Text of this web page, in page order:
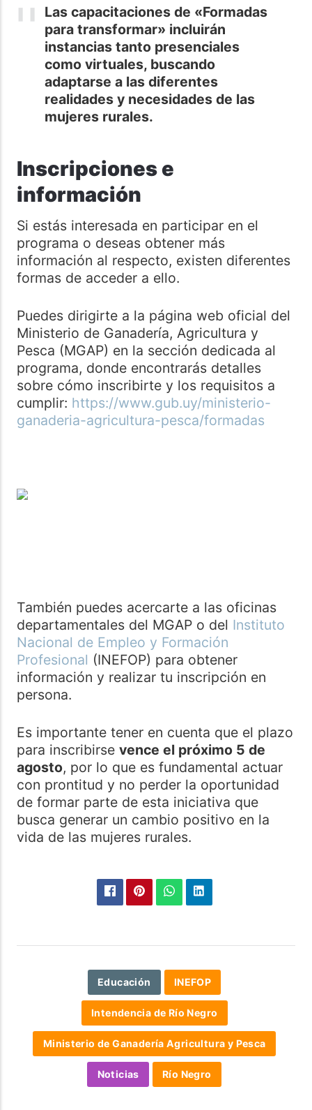
Las capacitaciones de «Formadas
para transformar» incluirán
instancias tanto presenciales
como virtuales, buscando
adaptarse a las diferentes
realidades y necesidades de las
mujeres rurales.
Inscripciones e
información
Si estás interesada en participar en el
programa o deseas obtener más
información al respecto, existen diferentes
formas de acceder a ello.
Puedes dirigirte a la página web oficial del
Ministerio de Ganadería, Agricultura y
Pesca (MGAP) en la sección dedicada al
programa, donde encontrarás detalles
sobre cómo inscribirte y los requisitos a
cumplir: https://www.gub.uy/ministerio-
ganaderia-agricultura-pesca/formadas
También puedes acercarte a las oficinas
departamentales del MGAP o del Instituto
Nacional de Empleo y Formación
Profesional (INEFOP) para obtener
información y realizar tu inscripción en
persona.
Es importante tener en cuenta que el plazo
para inscribirse vence el próximo 5 de
agosto, por lo que es fundamental actuar
con prontitud y no perder la oportunidad
de formar parte de esta iniciativa que
busca generar un cambio positivo en la
vida de las mujeres rurales.
Educación INEFOP
Intendencia de Río Negro
Ministerio de Ganadería Agricultura y Pesca
Noticias Río Negro